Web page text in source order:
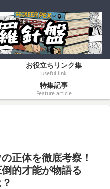
お役立ちリンク集
useful link
特集記事
Feature article
正体を徹底考察！
的才能が物語る